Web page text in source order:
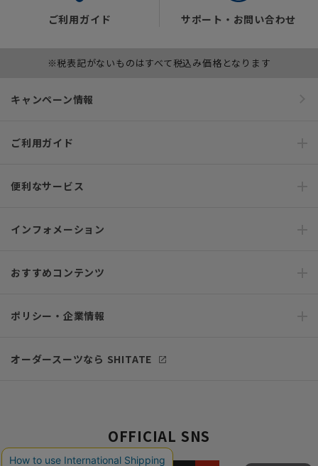
ご利用ガイド サポート・お問い合わせ
※税表記がないものはすべて税込み価格となります
キャンペーン情報
ご利用ガイド
便利なサービス
インフォメーション
おすすめコンテンツ
ポリシー・企業情報
オーダースーツなら SHITATE
OFFICIAL SNS